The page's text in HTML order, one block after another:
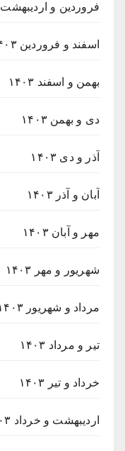
فروردین و اردیبهشت ۱۴۰۴
اسفند و فروردین ۱۴۰۳
بهمن و اسفند ۱۴۰۳
دی و بهمن ۱۴۰۳
آذر و دی ۱۴۰۳
آبان و آذر ۱۴۰۳
مهر و آبان ۱۴۰۳
شهریور و مهر ۱۴۰۳
مرداد و شهریور ۱۴۰۳
تیر و مرداد ۱۴۰۳
خرداد و تیر ۱۴۰۳
اردیبهشت و خرداد ۱۴۰۳